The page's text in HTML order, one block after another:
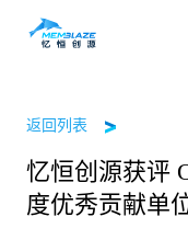
返回列表
忆恒创源获评
度优秀贡献单